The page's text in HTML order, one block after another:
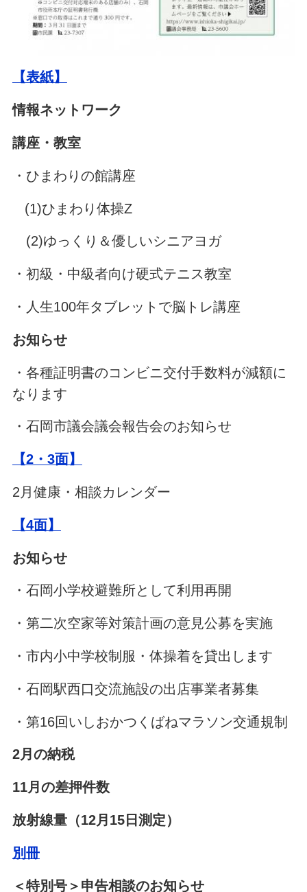
【表紙】
情報ネットワーク
講座・教室
・ひまわりの館講座
(1)ひまわり体操Z
(2)ゆっくり＆優しいシニアヨガ
・初級・中級者向け硬式テニス教室
・人生100年タブレットで脳トレ講座
お知らせ
・各種証明書のコンビニ交付手数料が減額に
なります
・石岡市議会議会報告会のお知らせ
【2・3面】
2月健康・相談カレンダー
【4面】
お知らせ
・石岡小学校避難所として利用再開
・第二次空家等対策計画の意見公募を実施
・市内小中学校制服・体操着を貸出します
・石岡駅西口交流施設の出店事業者募集
・第16回いしおかつくばねマラソン交通規制
2月の納税
11月の差押件数
放射線量（12月15日測定）
別冊
＜特別号＞申告相談のお知らせ